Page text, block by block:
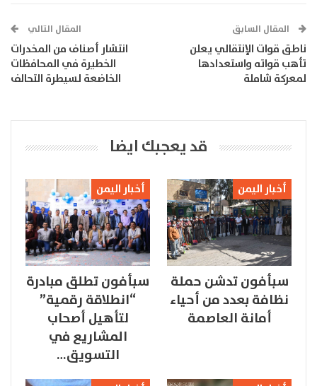
المقال السابق
ناطق قوات الإنتقالي يعلن
تأهب قواته واستعدادها
لمعركة شاملة
المقال التالي
انتشار أصناف من المخدرات
الخطيرة في المحافظات
الخاضعة لسيطرة التحالف
قد يعجبك ايضا
أخبار اليمن
سبأفون تدشن حملة
نظافة بعدد من أحياء
أمانة العاصمة
أخبار اليمن
سبأفون تطلق مبادرة
“انطلاقة رقمية”
لتأهيل أصحاب
المشاريع في
التسويق…